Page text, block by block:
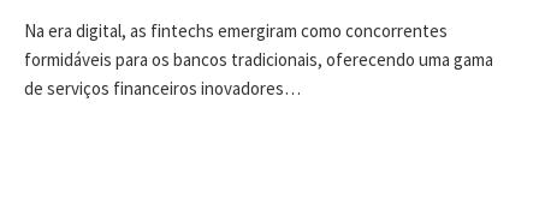
Na era digital, as fintechs emergiram como concorrentes
formidáveis para os bancos tradicionais, oferecendo uma gama
de serviços financeiros inovadores…